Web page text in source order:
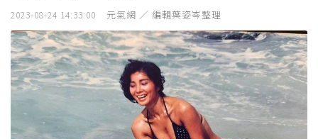
2023-08-24 14:33:00 元氣網 ／ 編輯葉姿岑整理